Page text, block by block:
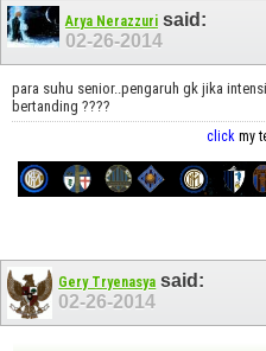
Arya Nerazzuri said:
02-26-2014
para suhu senior..pengaruh gk jika
bertanding ????
click my
Gery Tryenasya said:
02-26-2014